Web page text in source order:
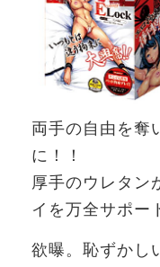
両手の自由を奪
に！！
厚手のウレタン
イを万全サポー
欲曝。恥ずかし